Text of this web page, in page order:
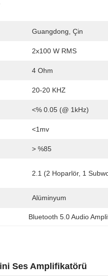
Guangdong, Çin
2x100 W RMS
4 Ohm
20-20 KHZ
<% 0.05 (@ 1kHz)
<1mv
> %85
2.1 (2 Hoparlör, 1
Alüminyum
Bluetooth 5.0 Audio
Ses Amplifikatörü